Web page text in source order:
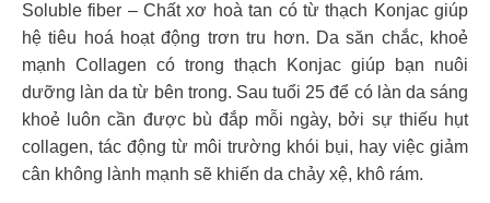
Soluble fiber – Chất xơ hoà tan có từ thạch Konjac giúp
hệ tiêu hoá hoạt động trơn tru hơn. Da săn chắc, khoẻ
mạnh Collagen có trong thạch Konjac giúp bạn nuôi
dưỡng làn da từ bên trong. Sau tuổi 25 để có làn da sáng
khoẻ luôn cần được bù đắp mỗi ngày, bởi sự thiếu hụt
collagen, tác động từ môi trường khói bụi, hay việc giảm
cân không lành mạnh sẽ khiến da chảy xệ, khô rám.